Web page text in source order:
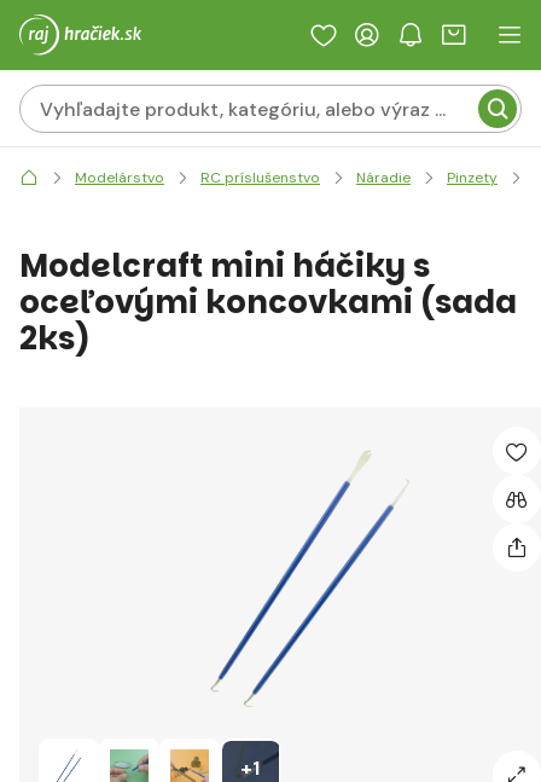
Modelárstvo RC príslušenstvo Náradie Pinzety
+1
Modelcraft mini háčiky s
oceľovými koncovkami (sada
2ks)